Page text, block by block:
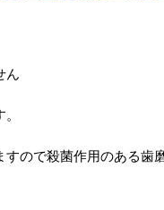
ん
ので殺菌作用のある歯